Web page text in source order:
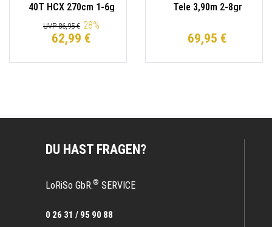
40T HCX 270cm 1-6g
Forellenrute
UVP 86,95 € 28%
62,99 €
Tele 3,90m 2-8gr
69,95 €
DU HAST FRAGEN?
LoRiSo GbR.® SERVICE
0 26 31 / 95 90 88